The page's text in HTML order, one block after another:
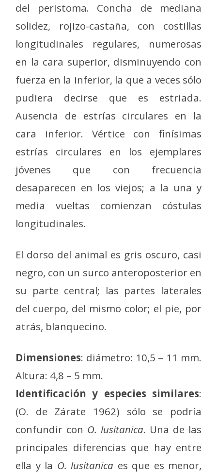
del peristoma. Concha de mediana
solidez, rojizo-castaña, con costillas
longitudinales regulares, numerosas
en la cara superior, disminuyendo con
fuerza en la inferior, la que a veces sólo
pudiera decirse que es estriada.
Ausencia de estrías circulares en la
cara inferior. Vértice con finísimas
estrías circulares en los ejemplares
jóvenes que con frecuencia
desaparecen en los viejos; a la una y
media vueltas comienzan cóstulas
longitudinales.
El dorso del animal es gris oscuro, casi
negro, con un surco anteroposterior en
su parte central; las partes laterales
del cuerpo, del mismo color; el pie, por
atrás, blanquecino.
Dimensiones: diámetro: 10,5 – 11 mm.
Altura: 4,8 – 5 mm.
Identificación y especies similares:
(O. de Zárate 1962) sólo se podría
confundir con O. lusitanica. Una de las
principales diferencias que hay entre
ella y la O. lusitanica es que es menor,